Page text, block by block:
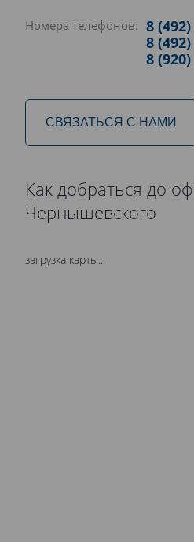
Номера телефонов: 8
8
8
СВЯЗАТЬСЯ С НАМИ
Как добраться до
Чернышевского
загрузка карты...